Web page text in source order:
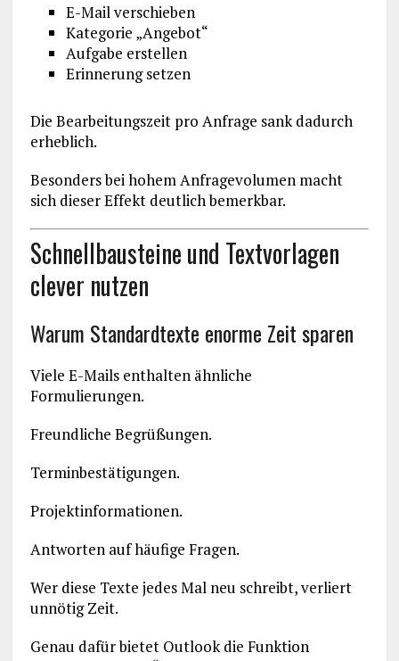
E-Mail verschieben
Kategorie „Angebot“
Aufgabe erstellen
Erinnerung setzen
Die Bearbeitungszeit pro Anfrage sank dadurch
erheblich.
Besonders bei hohem Anfragevolumen macht
sich dieser Effekt deutlich bemerkbar.
Schnellbausteine und Textvorlagen
clever nutzen
Warum Standardtexte enorme Zeit sparen
Viele E-Mails enthalten ähnliche
Formulierungen.
Freundliche Begrüßungen.
Terminbestätigungen.
Projektinformationen.
Antworten auf häufige Fragen.
Wer diese Texte jedes Mal neu schreibt, verliert
unnötig Zeit.
Genau dafür bietet Outlook die Funktion